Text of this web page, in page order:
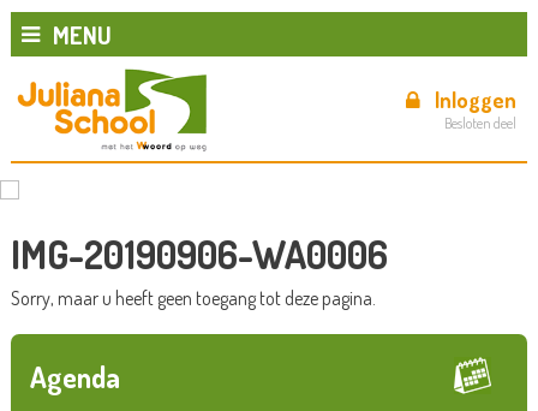
MENU
Inloggen
Besloten deel
IMG-20190906-WA0006
Sorry, maar u heeft geen toegang tot deze pagina.
Agenda